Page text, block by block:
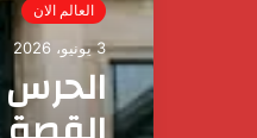
العالم الان
3 يونيو، 2026
مصر الآن
3 يونيو، 2026
رئيس